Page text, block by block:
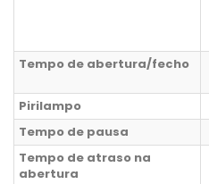
Tempo de abertura/fecho
Pirilampo
Tempo de pausa
Tempo de atraso na
abertura